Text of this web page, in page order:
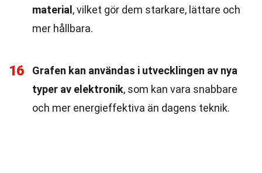
material , vilket gör dem starkare, lättare och
mer hållbara.
16
Grafen kan användas i utvecklingen av nya
typer av elektronik, som kan vara snabbare
och mer energieffektiva än dagens teknik.